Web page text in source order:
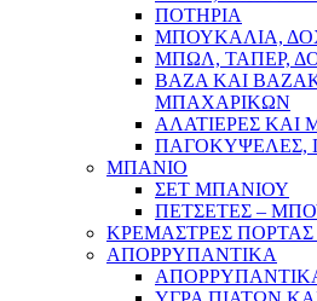
ΠΟΤΗΡΙΑ
ΜΠΟΥΚΑΛΙΑ,
ΜΠΩΛ, ΤΑΠΕΡ,
ΒΑΖΑ ΚΑΙ
ΜΠΑΧΑΡΙΚΩΝ
ΑΛΑΤΙΕΡΕΣ ΚΑΙ
ΠΑΓΟΚΥΨΕΛΕΣ,
ΜΠΑΝΙΟ
ΣΕΤ ΜΠΑΝΙΟΥ
ΠΕΤΣΕΤΕΣ –
ΚΡΕΜΑΣΤΡΕΣ ΠΟΡΤΑΣ
ΑΠΟΡΡΥΠΑΝΤΙΚΑ